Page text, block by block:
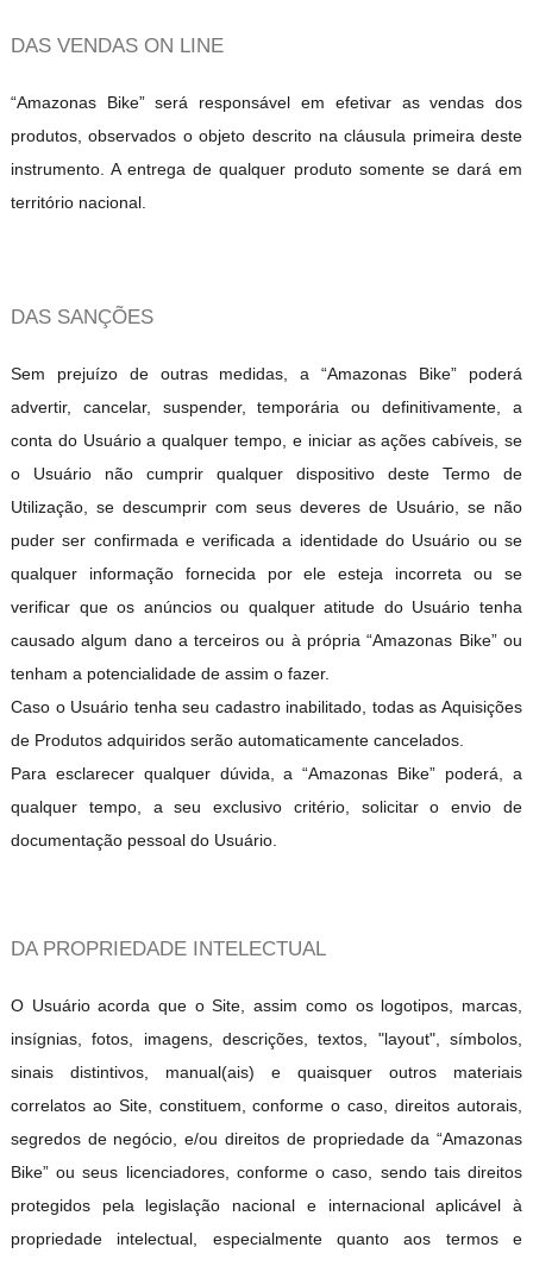
DAS VENDAS ON LINE
“Amazonas Bike” será responsável em efetivar as vendas dos
produtos, observados o objeto descrito na cláusula primeira deste
instrumento. A entrega de qualquer produto somente se dará em
território nacional.
DAS SANÇÕES
Sem prejuízo de outras medidas, a “Amazonas Bike” poder
advertir, cancelar, suspender, temporária ou definitivamente, a
conta do Usuário a qualquer tempo, e iniciar as ações cabíveis, se
o Usuário não cumprir qualquer dispositivo deste Termo de
Utilização, se descumprir com seus deveres de Usuário, se não
puder ser confirmada e verificada a identidade do Usuário ou se
qualquer informação fornecida por ele esteja incorreta ou se
verificar que os anúncios ou qualquer atitude do Usuário tenha
causado algum dano a terceiros ou à própria “Amazonas Bike” ou
tenham a potencialidade de assim o fazer.
Caso o Usuário tenha seu cadastro inabilitado, todas as Aquisições
de Produtos adquiridos serão automaticamente cancelados.
Para esclarecer qualquer dúvida, a “Amazonas Bike” poderá, a
qualquer tempo, a seu exclusivo critério, solicitar o envio de
documentação pessoal do Usuário.
DA PROPRIEDADE INTELECTUAL
O Usuário acorda que o Site, assim como os logotipos, marcas,
insígnias, fotos, imagens, descrições, textos, "layout", símbolos,
sinais distintivos, manual(ais) e quaisquer outros materiais
correlatos ao Site, constituem, conforme o caso, direitos autorais,
segredos de negócio, e/ou direitos de propriedade da “Amazonas
Bike” ou seus licenciadores, conforme o caso, sendo tais direitos
protegidos pela legislação nacional e internacional aplicável à
propriedade intelectual, especialmente quanto aos termos e